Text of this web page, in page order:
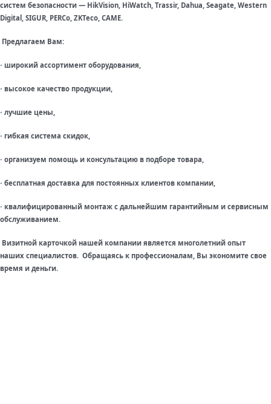
систем безопасности — HikVision, HiWatch, Trassir, Dahua, Seagate, Western
Digital, SIGUR, PERCo, ZKTeco, CAME.
Предлагаем Вам:
· широкий ассортимент оборудования,
· высокое качество продукции,
· лучшие цены,
· гибкая система скидок,
· организуем помощь и консультацию в подборе товара,
· бесплатная доставка для постоянных клиентов компании,
· квалифицированный монтаж с дальнейшим гарантийным и сервисным
обслуживанием.
Визитной карточкой нашей компании является многолетний опыт
наших специалистов. Обращаясь к профессионалам, Вы экономите свое
время и деньги.